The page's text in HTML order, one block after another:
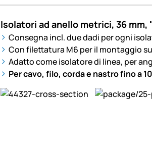
Isolatori ad anello metrici, 36 mm,
Consegna incl. due dadi per ogni
Con filettatura M6 per il montaggio
Adatto come isolatore di linea, per
Per cavo, filo, corda e nastro fino a